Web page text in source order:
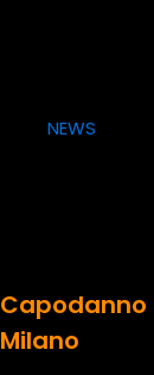
NEWS
Capodanno
Milano